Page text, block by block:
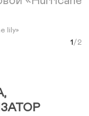
lily»